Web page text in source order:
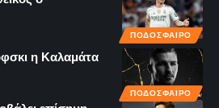
ΠΟΔΟΣΦΑΙΡΟ
ΠΟΔΟΣΦΑΙΡΟ
η Καλαμάτα